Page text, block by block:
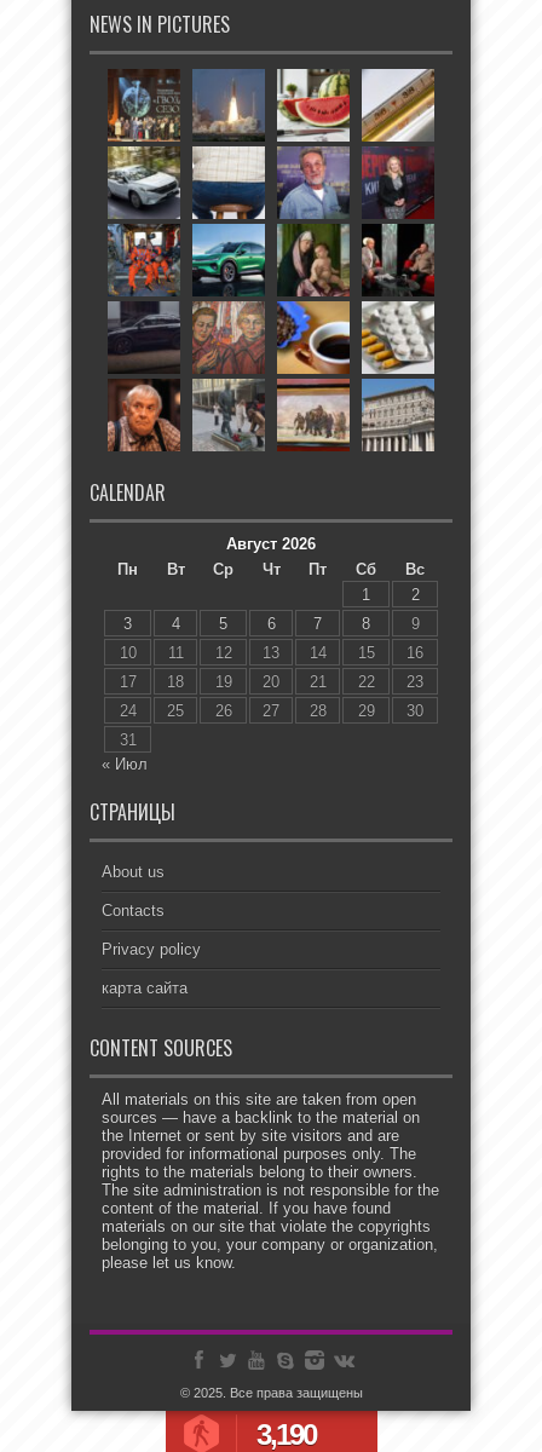
NEWS IN PICTURES
CALENDAR
Август 2026
Пн
Вт Ср Чт Пт Сб
Вс
1
2
3
4 5 6 7 8
9
10
11 12 13 14 15
16
17
18 19 20 21 22
23
24
25 26 27 28 29
30
31
« Июл
СТРАНИЦЫ
About us
Contacts
Privacy policy
карта сайта
CONTENT SOURCES
All materials on this site are taken from open
sources — have a backlink to the material on
the Internet or sent by site visitors and are
provided for informational purposes only. The
rights to the materials belong to their owners.
The site administration is not responsible for the
content of the material. If you have found
materials on our site that violate the copyrights
belonging to you, your company or organization,
please let us know.
© 2025. Все права защищены
3,190